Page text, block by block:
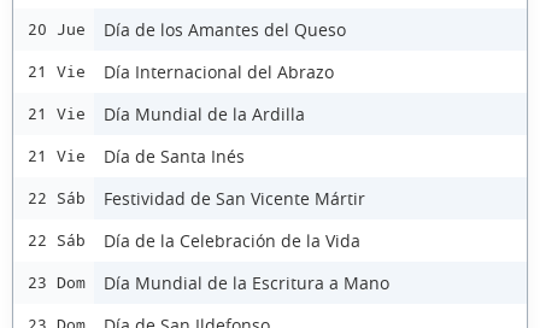
20 Jue Día de los Amantes del Queso
21 Vie Día Internacional del Abrazo
21 Vie Día Mundial de la Ardilla
21 Vie Día de Santa Inés
22 Sáb Festividad de San Vicente Mártir
22 Sáb Día de la Celebración de la Vida
23 Dom Día Mundial de la Escritura a Mano